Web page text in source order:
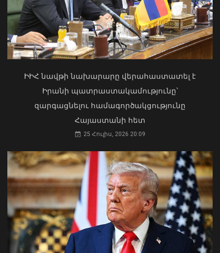
Փոփոխություններ են կատարվել
երթուղիներում
06 Օգոստոս, 2026 21:47
Քաղաքացիները, Սևանի
ջրափրկարարներն ու Ճամբարակի
շտապօգնության բժիշկները Սևանա
լճի լողափերից մեկում փրկել են 27-
ամյա տղայի կյանքը
«Ուժեղ Հայաստան»-ը դեմ է
քվեարկելու ԱԺ նախագահի
ԻԻՀ նավթի նախարարը վերահաստատել է
Իրանի պատրաստակամությունը՝
զարգացնելու համագործակցությունը
Հայաստանի հետ
25 Հուլիս, 2026 20:09